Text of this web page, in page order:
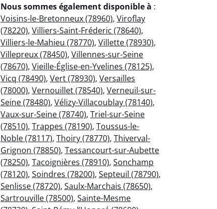
Nous sommes également disponible à :
Voisins-le-Bretonneux (78960), Viroflay
(78220), Villiers-Saint-Fréderic (78640),
Villiers-le-Mahieu (78770), Villette (78930),
Villepreux (78450), Villennes-sur-Seine
(78670), Vieille-Église-en-Yvelines (78125),
Vicq (78490), Vert (78930), Versailles
(78000), Vernouillet (78540), Verneuil-sur-
Seine (78480), Vélizy-Villacoublay (78140),
Vaux-sur-Seine (78740), Triel-sur-Seine
(78510), Trappes (78190), Toussus-le-
Noble (78117), Thoiry (78770), Thiverval-
Grignon (78850), Tessancourt-sur-Aubette
(78250), Tacoignières (78910), Sonchamp
(78120), Soindres (78200), Septeuil (78790),
Senlisse (78720), Saulx-Marchais (78650),
Sartrouville (78500), Sainte-Mesme